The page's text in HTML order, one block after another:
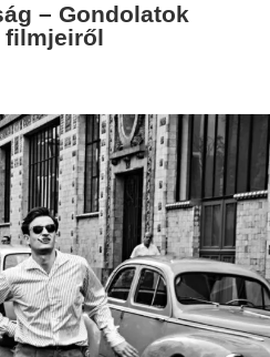
– Gondolatok
filmjeiről